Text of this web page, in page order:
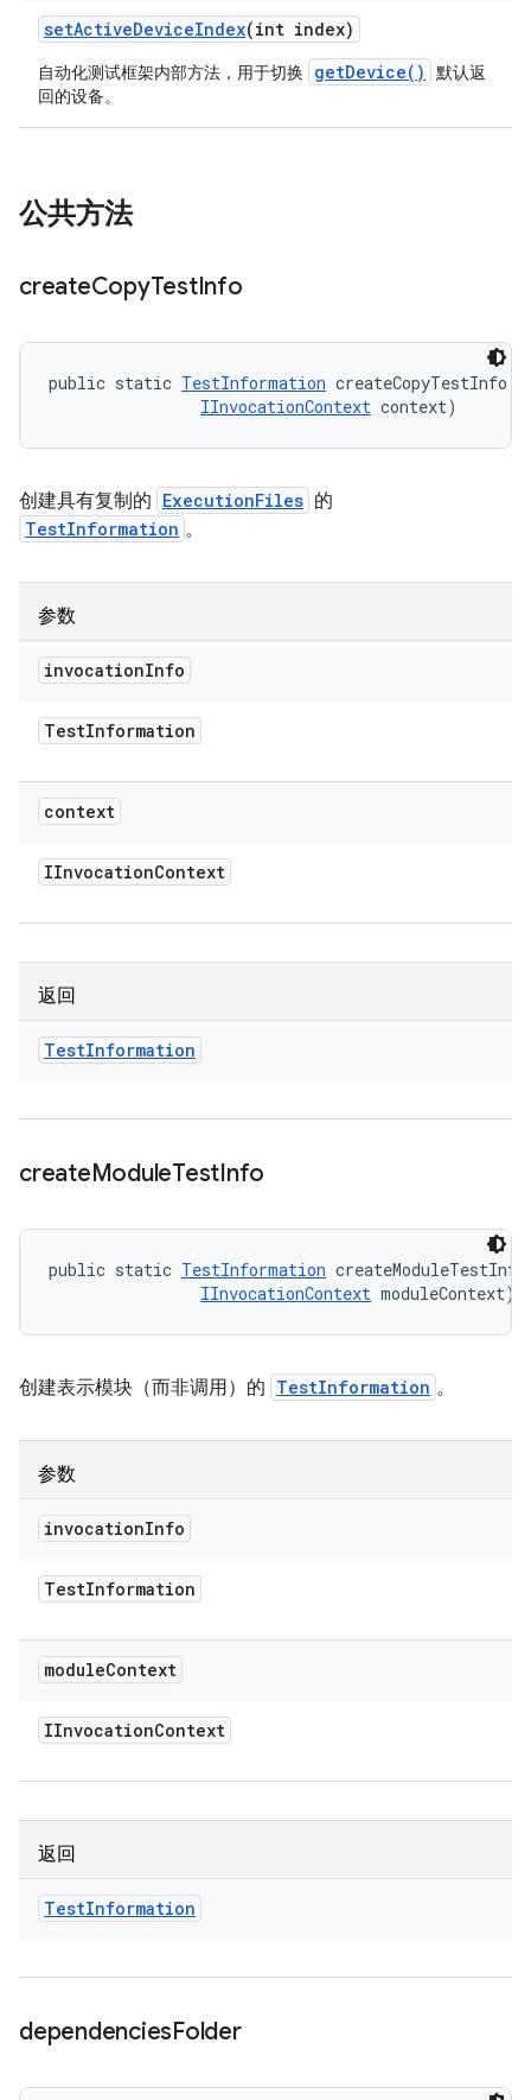
setActiveDeviceIndex(int index)
自动化测试框架内部方法，用于切换 getDevice()
默认返
回的设备。
公共方法
createCopyTestInfo
public static TestInformation createCopyTestInfo (
IInvocationContext context)
创建具有复制的 ExecutionFiles 的
TestInformation 。
参数
invocationInfo
TestInformation
context
IInvocationContext
返回
TestInformation
createModuleTestInfo
public static TestInformation
IInvocationContext moduleContext)
创建表示模块（而非调用）的 TestInformation 。
参数
invocationInfo
TestInformation
moduleContext
IInvocationContext
返回
TestInformation
dependenciesFolder